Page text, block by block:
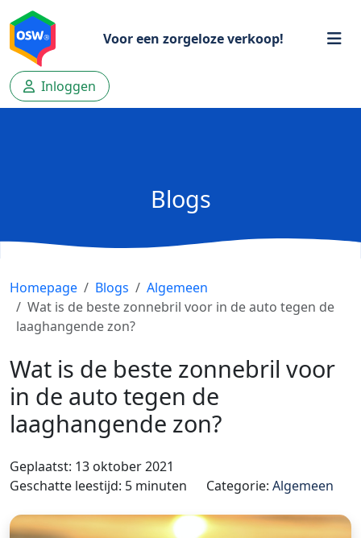
Voor een zorgeloze verkoop!
Inloggen
Blogs
Homepage Blogs
Algemeen
Wat is de beste zonnebril voor in de auto tegen de
laaghangende zon?
Wat is de beste zonnebril voor
in de auto tegen de
laaghangende zon?
Geplaatst: 13 oktober 2021
Geschatte leestijd: 5 minuten
Categorie: Algemeen